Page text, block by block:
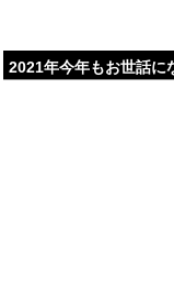
2021年今年もお世話に